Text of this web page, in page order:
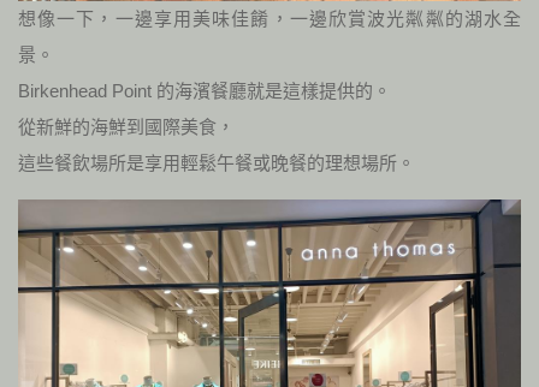
想像一下，一邊享用美味佳餚，一邊欣賞波光粼粼的湖水全
景。
Birkenhead Point 的海濱餐廳就是這樣提供的。
從新鮮的海鮮到國際美食，
這些餐飲場所是享用輕鬆午餐或晚餐的理想場所。